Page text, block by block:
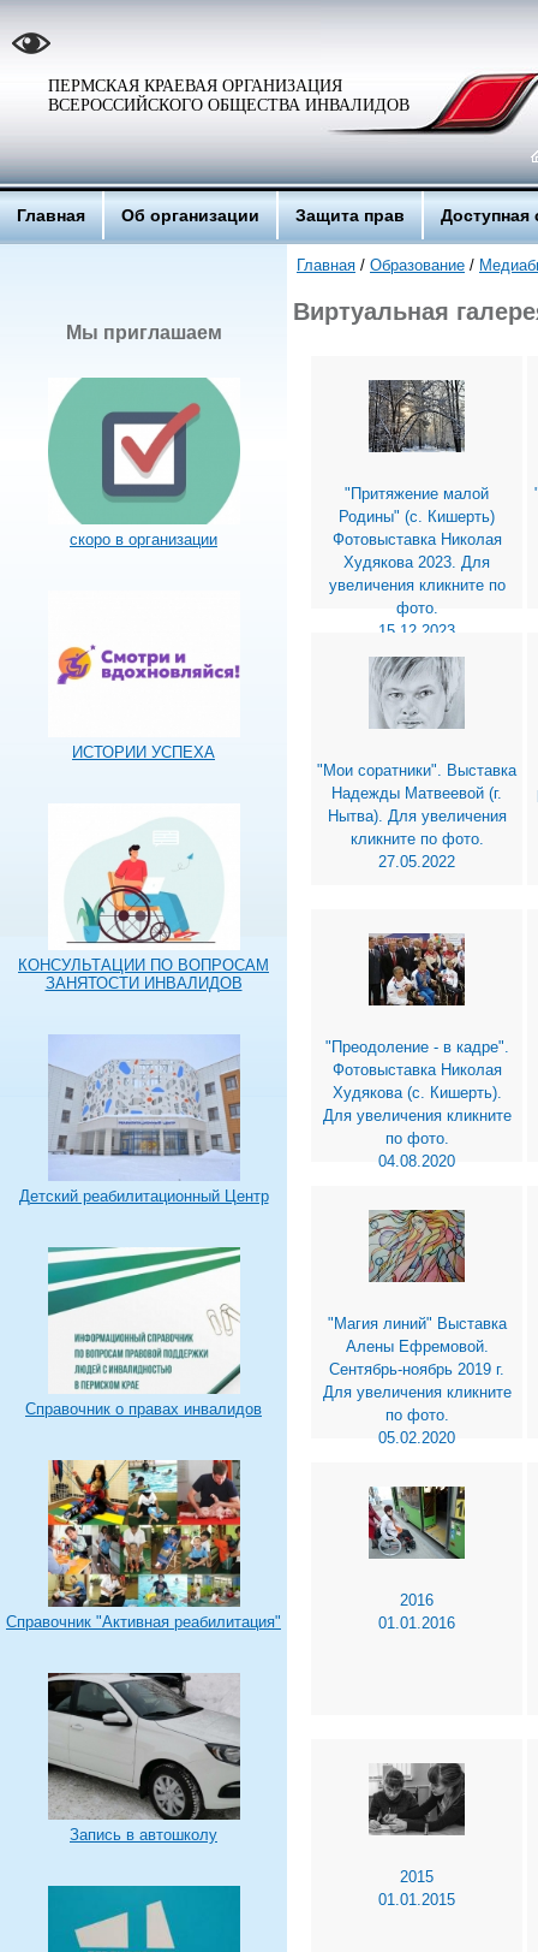
ПЕРМСКАЯ КРАЕВАЯ ОРГАНИЗАЦИЯ
ВСЕРОССИЙСКОГО ОБЩЕСТВА ИНВАЛИДОВ
Главная Об организации Защита прав Доступная
Мы приглашаем
скоро в организации
ИСТОРИИ УСПЕХА
КОНСУЛЬТАЦИИ ПО ВОПРОСАМ
ЗАНЯТОСТИ ИНВАЛИДОВ
Детский реабилитационный Центр
Справочник о правах инвалидов
Справочник "Активная реабилитация"
Запись в автошколу
Главная / Образование /
Виртуальная
"Притяжение малой
Родины" (с. Кишерть)
Фотовыставка Николая
Худякова 2023. Для
увеличения кликните по
фото.
15.12.2023
"Мои соратники". Выставка
Надежды Матвеевой (г.
Нытва). Для увеличения
кликните по фото.
27.05.2022
"Преодоление - в кадре".
Фотовыставка Николая
Худякова (с. Кишерть).
Для увеличения кликните
по фото.
04.08.2020
"Магия линий" Выставка
Алены Ефремовой.
Сентябрь-ноябрь 2019 г.
Для увеличения кликните
по фото.
05.02.2020
2016
01.01.2016
2015
01.01.2015